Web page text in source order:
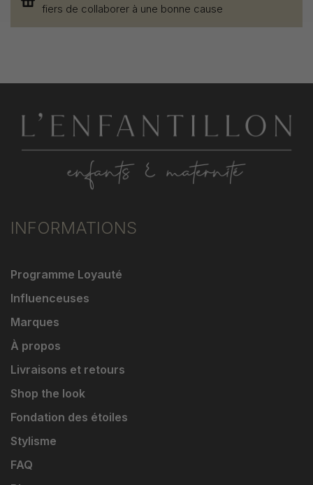
fiers de collaborer à une bonne cause
INFORMATIONS
Programme Loyauté
Influenceuses
Marques
À propos
Livraisons et retours
Shop the look
Fondation des étoiles
Stylisme
FAQ